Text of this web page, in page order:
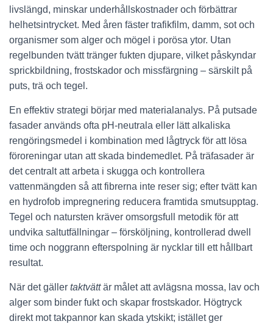
livslängd, minskar underhållskostnader och förbättrar
helhetsintrycket. Med åren fäster trafikfilm, damm, sot och
organismer som alger och mögel i porösa ytor. Utan
regelbunden tvätt tränger fukten djupare, vilket påskyndar
sprickbildning, frostskador och missfärgning – särskilt på
puts, trä och tegel.
En effektiv strategi börjar med materialanalys. På putsade
fasader används ofta pH-neutrala eller lätt alkaliska
rengöringsmedel i kombination med lågtryck för att lösa
föroreningar utan att skada bindemedlet. På träfasader är
det centralt att arbeta i skugga och kontrollera
vattenmängden så att fibrerna inte reser sig; efter tvätt kan
en hydrofob impregnering reducera framtida smutsupptag.
Tegel och natursten kräver omsorgsfull metodik för att
undvika saltutfällningar – försköljning, kontrollerad dwell
time och noggrann efterspolning är nycklar till ett hållbart
resultat.
När det gäller taktvättär målet att avlägsna mossa, lav och
alger som binder fukt och skapar frostskador. Högtryck
direkt mot takpannor kan skada ytskikt; istället ger